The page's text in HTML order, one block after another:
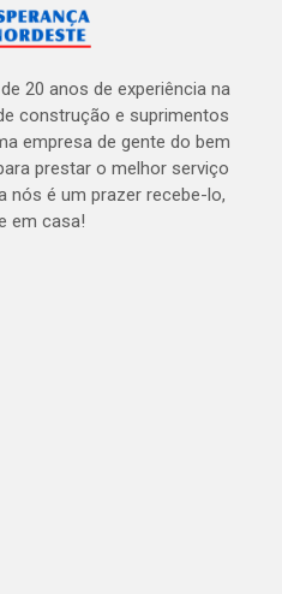
20 anos de experiência na
construção e suprimentos
empresa de gente do bem
prestar o melhor serviço
nós é um prazer recebe-lo,
em casa!